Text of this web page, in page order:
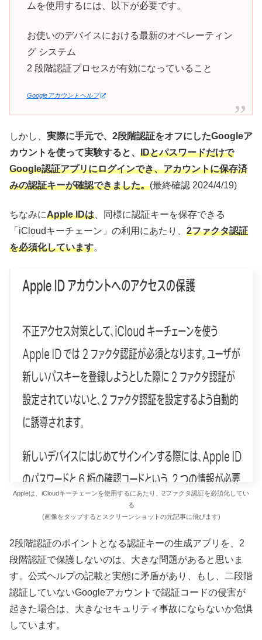
ムを使用するには、以下が必要です。
お使いのデバイスにおける最新のオペレーティン
グ システム
2 段階認証プロセスが有効になっていること
Googleアカウントヘルプ
しかし、 実際に手元で、2段階認証をオフにしたGoogleア
カウントを使って実験すると、 IDとパスワードだけで
Google認証アプリにログインでき、アカウントに保存済
みの認証キーが確認できました。(最終確認 2024/4/19)
ちなみにApple IDは 、同様に認証キーを保存できる
「iCloudキーチェーン」の利用にあたり、 2ファクタ認証
を必須化しています。
Appleは、iCloudキーチェーンを使用するにあたり、2ファクタ認証を必須化してい
る
(画像をタップするとスクリーンショットの元記事に飛びます)
2段階認証のポイントとなる認証キーの生成アプリを、2
段階認証で保護しないのは、大きな問題があると思いま
す。公式ヘルプの記載と実態に矛盾があり、もし、二段階
認証していないGoogleアカウントで認証コードの侵害が
起きた場合は、大きなセキュリティ事故にならないか危惧
しています。